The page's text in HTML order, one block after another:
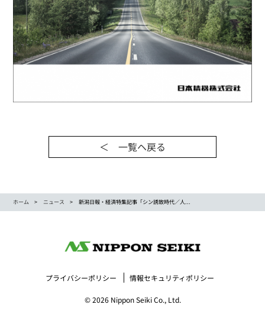
＜ 一覧ヘ戻る
ホーム ニュース 新潟日報・経済特集記事「シン誘致時代／人...
プライバシーポリシー 情報セキュリティポリシー
© 2026 Nippon Seiki Co., Ltd.